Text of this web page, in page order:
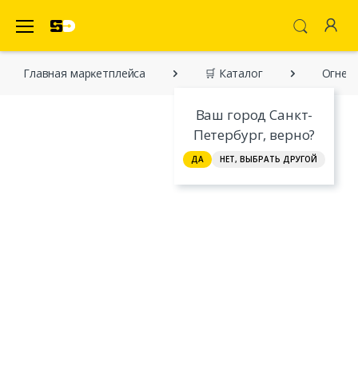
Ваш город Санкт-
Петербург, верно?
ДА НЕТ, ВЫБРАТЬ ДРУГОЙ
Главная марĸетплейса 🛒 Каталог